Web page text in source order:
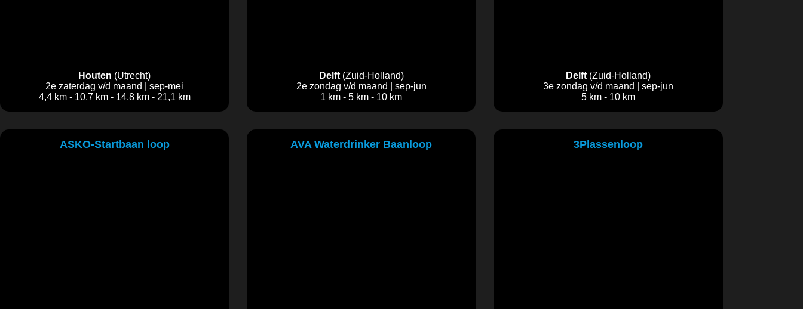
Houten (Utrecht)
2e zaterdag v/d maand | sep-mei
4,4 km - 10,7 km - 14,8 km - 21,1 km
Delft(Zuid-Holland)
2e zondag v/d maand | sep-jun
1 km - 5 km - 10 km
Delft(Zuid-Holland)
3e zondag v/d maand | sep-jun
5 km - 10 km
ASKO-Startbaan loop AVA Waterdrinker Baanloop 3Plassenloop